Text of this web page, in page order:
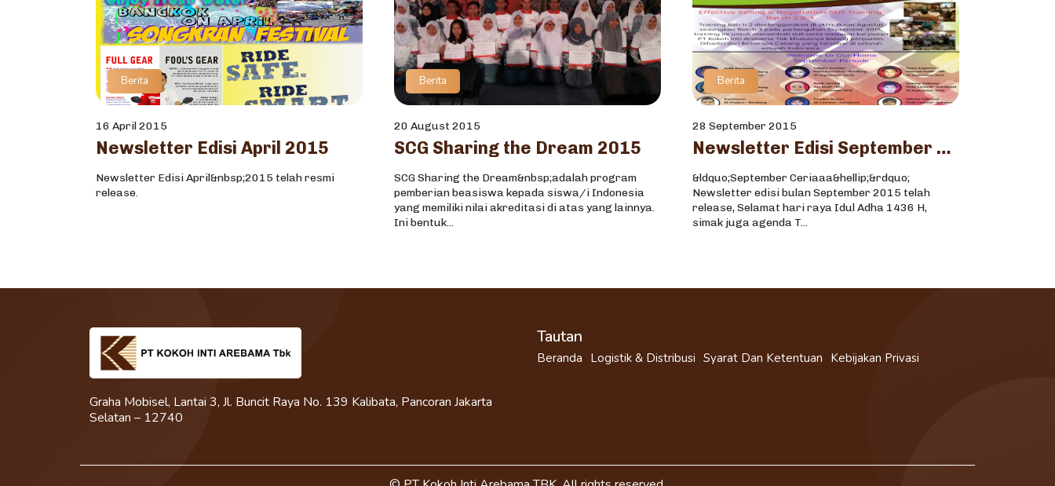
Berita
16 April 2015
Newsletter Edisi April 2015
Newsletter Edisi April&nbsp;2015 telah resmi
release.
Berita
20 August 2015
SCG Sharing the Dream 2015
SCG Sharing the Dream&nbsp;adalah program
pemberian beasiswa kepada siswa/i Indonesia
yang memiliki nilai akreditasi di atas yang lainnya.
Ini bentuk...
Berita
28 September 2015
Newsletter Edisi September 2015
&ldquo;September Ceriaaa&hellip;&rdquo;
Newsletter edisi bulan September 2015 telah
release, Selamat hari raya Idul Adha 1436 H,
simak juga agenda T...
Graha Mobisel, Lantai 3, Jl. Buncit Raya No. 139 Kalibata, Pancoran Jakarta
Selatan – 12740
Tautan
Beranda Logistik & Distribusi Syarat Dan Ketentuan Kebijakan Privasi